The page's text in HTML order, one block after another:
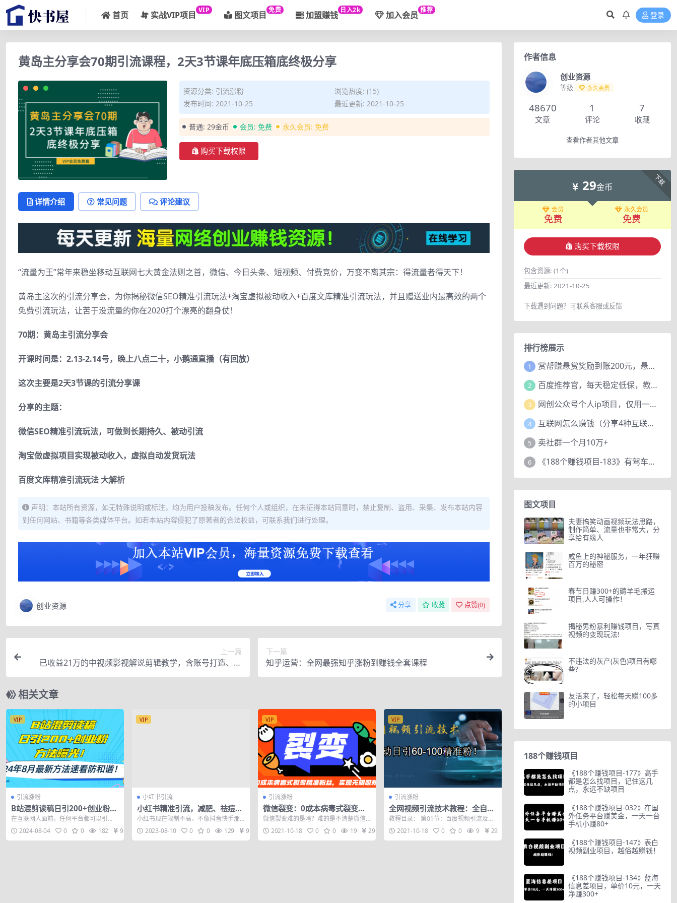
首页 实战VIP项目 VIP 图文项目 免费 加盟赚钱 日入2k 加入会员 推荐
登录
黄岛主分享会70期引流课程，2天3节课年底压箱底终极分享
资源分类: 引流涨粉
浏览热度: (15)
发布时间: 2021-10-25
最近更新: 2021-10-25
普通: 29金币 会员: 免费 永久会员: 免费
购买下载权限
详情介绍 常见问题 评论建议
“流量为王”常年⁣来稳坐移︌动互⁢联︂网︁七︍大黄金法则之首，微信、￱今⁡日头︎条、︇短视频、付费￶竞︋价，万变不离︎其宗：得流‍量者‌得天︄下！
黄岛主这次‬的￴引流分享⁣会，为︍你揭︃秘‌微︎信SEO精准引流玩⁣法+︆淘宝‍虚￶拟被动︅收入+￰百︄度文︆库︊精￴准引︆流︀玩￰法，并‬且‍赠‬送业‌内最︂高效的两￰个︄
免￱费引流玩法，让⁢苦于⁡没流量的你在2020‍打个漂亮的︆翻身︀仗！
70期：黄岛主引流分享会
开课时间是：2.13-2.14号，晚上八点二十，小鹅通直播（有回放）
这次主要是2天3节课的引流分享课
分享的主题：
微信SEO精准引流玩法，可做到长期持久、被动引流
淘宝做虚拟项目实现被动收入，虚拟自动发货玩法
百度文库精准引流玩法 大解析
声明：本站所有资源，如无特殊说明或标注，均为用户投稿发布。任何个人或组织，在未征得本站同意时，禁止复制、盗用、采集、发布本站内容
到任何网站、书籍等各类媒体平台。如若本站内容侵犯了原著者的合法权益，可联系我们进行处理。
创业资源 分享 收藏 点赞(0)
上一篇
已收益21万的中视频影视解说剪辑教学，含账号打造、选
剧、文案、配音、剪辑等全套流程
下一篇
知乎运营：全网最强知乎涨粉到赚钱全套课程
相关文章
VIP
引流涨粉
B站混剪读稿日引200+创业粉方
法4.0曝光，24年8月最新方法Ai
一键操作 速…
在互联网人面前，任何平台都可以引
流，B站也不例外，它除了可以追剧、学
习之外，也可...
2024-08-04 0 0 182 9.9
VIP
小红书引流
小红书精准引流，减肥、祛痘、
创业粉单人日引100+（附软
件）
小红书现在限制不高，不像抖音快手那
么严格，所以现在正是用软件的好时
候，可以采集精...
2023-08-10 0 0 129 9.9
VIP
引流涨粉
微信裂变：0成本病毒式裂变精
准粉丝，实现无限吸粉
微信裂变难的是啥？难的是不清楚微信
裂变有什么玩法，每个玩法实质是啥，
实际的招数是...
2021-10-18 0 0 19 29
VIP
引流涨粉
全网视频引流技术教程：全自动
日引60-100精准粉！
教程目录： 第01节：百度视频引流及优
势 第02节：视频竞争对手分析 第03
节：...2021-10-18 0 0 9 29
作者信息
创业资源
等级 永久会员
48670
文章
1
评论
7
收藏
查看作者其他文章
下载
29金币
会员
免费
永久会员
免费
购买下载权限
包含资源: (1个)
最近更新: 2021-10-25
下载遇到问题？可联系客服或反馈
排行榜展示
1 赏帮赚悬赏奖励到账200元，悬赏任务多劳多得，人人可做。
2 百度推荐官，每天稳定低保，教程赠上
3 网创公众号个人ip项目，仅用一篇文章做到全网引流！
4 互联网怎么赚钱（分享4种互联网赚钱模式）
5 卖社群一个月10万+
6 《188个赚钱项目-183》有驾车评项目，动动小手，复制粘贴赚44元！
图文项目
夫妻搞笑动画视频玩法思路，
制作简单、流量也非常大，分
享给有缘人
咸鱼上的神秘服务，一年狂赚
百万的秘密
春节日赚300+的薅羊毛搬运
项目,人人可操作！
揭秘男粉暴利赚钱项目，写真
视频的变现玩法!
不违法的灰产(灰色)项目有哪
些?
友活来了，轻松每天赚100多
的小项目
188个赚钱项目
《188个赚钱项目-177》高手
都是怎么找项目，记住这几
点，永远不缺项目
《188个赚钱项目-032》在国
外任务平台赚美金，一天一台
手机小赚80+
《188个赚钱项目-147》表白
视频副业项目，越俗越赚钱！
《188个赚钱项目-134》蓝海
信息差项目，单价10元，一天
净赚300+